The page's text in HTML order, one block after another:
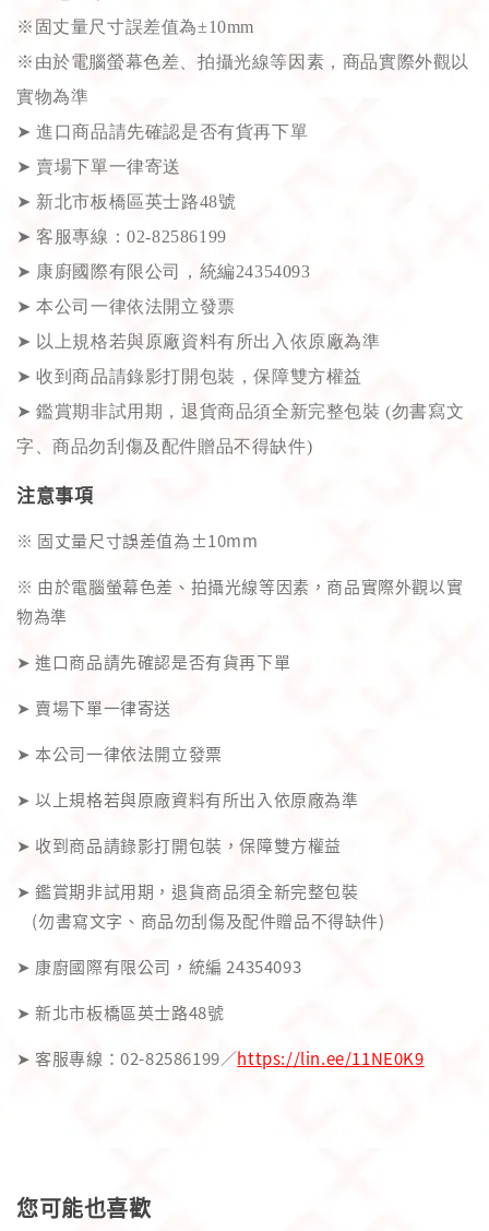
※固丈量尺寸誤差值為±10mm
※由於電腦螢幕色差、拍攝光線等因素，商品實際外觀以
實物為準
➤ 進口商品請先確認是否有貨再下單
➤ 賣場下單一律寄送
➤ 新北市板橋區英士路48號
➤ 客服專線：02-82586199
➤ 康廚國際有限公司，統編24354093
➤ 本公司一律依法開立發票
➤ 以上規格若與原廠資料有所出入依原廠為準
➤ 收到商品請錄影打開包裝，保障雙方權益
➤ 鑑賞期非試用期，退貨商品須全新完整包裝 (勿書寫文
字、商品勿刮傷及配件贈品不得缺件)
注意事項
※ 固丈量尺寸誤差值為±10mm
※ 由於電腦螢幕色差、拍攝光線等因素，商品實際外觀以實
物為準
➤ 進口商品請先確認是否有貨再下單
➤ 賣場下單一律寄送
➤ 本公司一律依法開立發票
➤ 以上規格若與原廠資料有所出入依原廠為準
➤ 收到商品請錄影打開包裝，保障雙方權益
➤ 鑑賞期非試用期，退貨商品須全新完整包裝
(勿書寫文字、商品勿刮傷及配件贈品不得缺件)
➤ 康廚國際有限公司，統編 24354093
➤ 新北市板橋區英士路48號
➤ 客服專線：02-82586199／https://lin.ee/11NE0K9
您可能也喜歡